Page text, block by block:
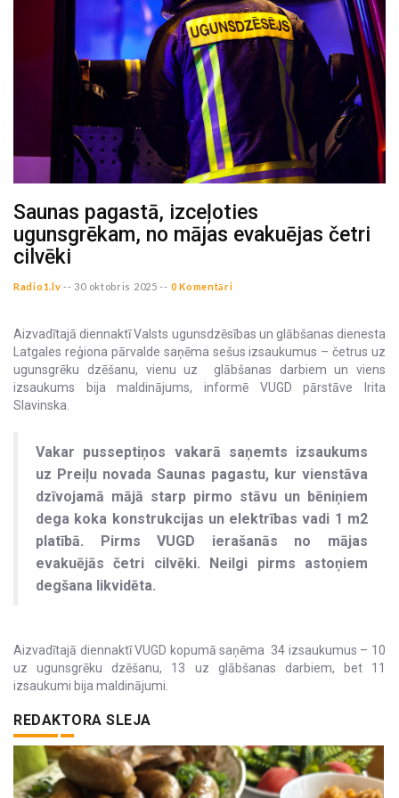
Saunas pagastā, izceļoties
ugunsgrēkam, no mājas evakuējas četri
cilvēki
Radio1.lv -- 30 oktobris 2025 -- 0 Komentāri
Aizvadītajā diennaktī Valsts ugunsdzēsības un glābšanas dienesta
Latgales reģiona pārvalde saņēma sešus izsaukumus – četrus uz
ugunsgrēku dzēšanu, vienu uz glābšanas darbiem un viens
izsaukums bija maldinājums, informē VUGD pārstāve Irita
Slavinska.
Vakar pusseptiņos vakarā saņemts izsaukums
uz Preiļu novada Saunas pagastu, kur vienstāva
dzīvojamā mājā starp pirmo stāvu un bēniņiem
dega koka konstrukcijas un elektrības vadi 1 m2
platībā. Pirms VUGD ierašanās no mājas
evakuējās četri cilvēki. Neilgi pirms astoņiem
degšana likvidēta.
Aizvadītajā diennaktī VUGD kopumā saņēma 34 izsaukumus – 10
uz ugunsgrēku dzēšanu, 13 uz glābšanas darbiem, bet 11
izsaukumi bija maldinājumi.
REDAKTORA SLEJA